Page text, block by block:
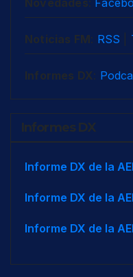
Noticias FM: RSS
Informes DX:
Informes DX
Informe DX de la
Informe DX de la
Informe DX de la